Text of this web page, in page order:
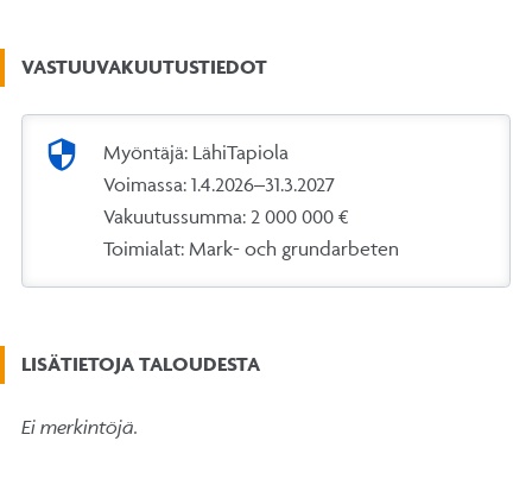
VASTUUVAKUUTUSTIEDOT
security
Myöntäjä: LähiTapiola
Voimassa: 1.4.2026–31.3.2027
Vakuutussumma: 2 000 000 €
Toimialat: Mark- och grundarbeten
LISÄTIETOJA TALOUDESTA
Ei merkintöjä.